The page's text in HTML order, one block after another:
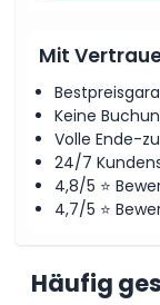
Mit
Keine
Volle Ende-
24/7
4,8/5 ⭐
4,7/5 ⭐
Häufig